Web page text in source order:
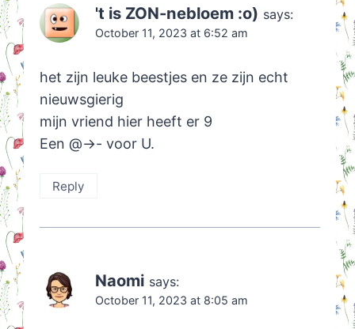
't is ZON-nebloem :o) says:
October 11, 2023 at 6:52 am
het zijn leuke beestjes en ze zijn echt
nieuwsgierig
mijn vriend hier heeft er 9
Een @->- voor U.
Reply
Naomi says:
October 11, 2023 at 8:05 am